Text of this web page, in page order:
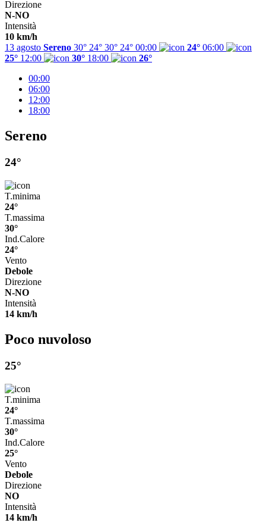
Direzione
N-NO
Intensità
10 km/h
13 agosto Sereno 30° 24° 30° 24° 00:00 24° 06:00
25° 12:00 30° 18:00
26°
00:00
06:00
12:00
18:00
Sereno
24°
T.minima
24°
T.massima
30°
Ind.Calore
24°
Vento
Debole
Direzione
N-NO
Intensità
14 km/h
Poco nuvoloso
25°
T.minima
24°
T.massima
30°
Ind.Calore
25°
Vento
Debole
Direzione
NO
Intensità
14 km/h